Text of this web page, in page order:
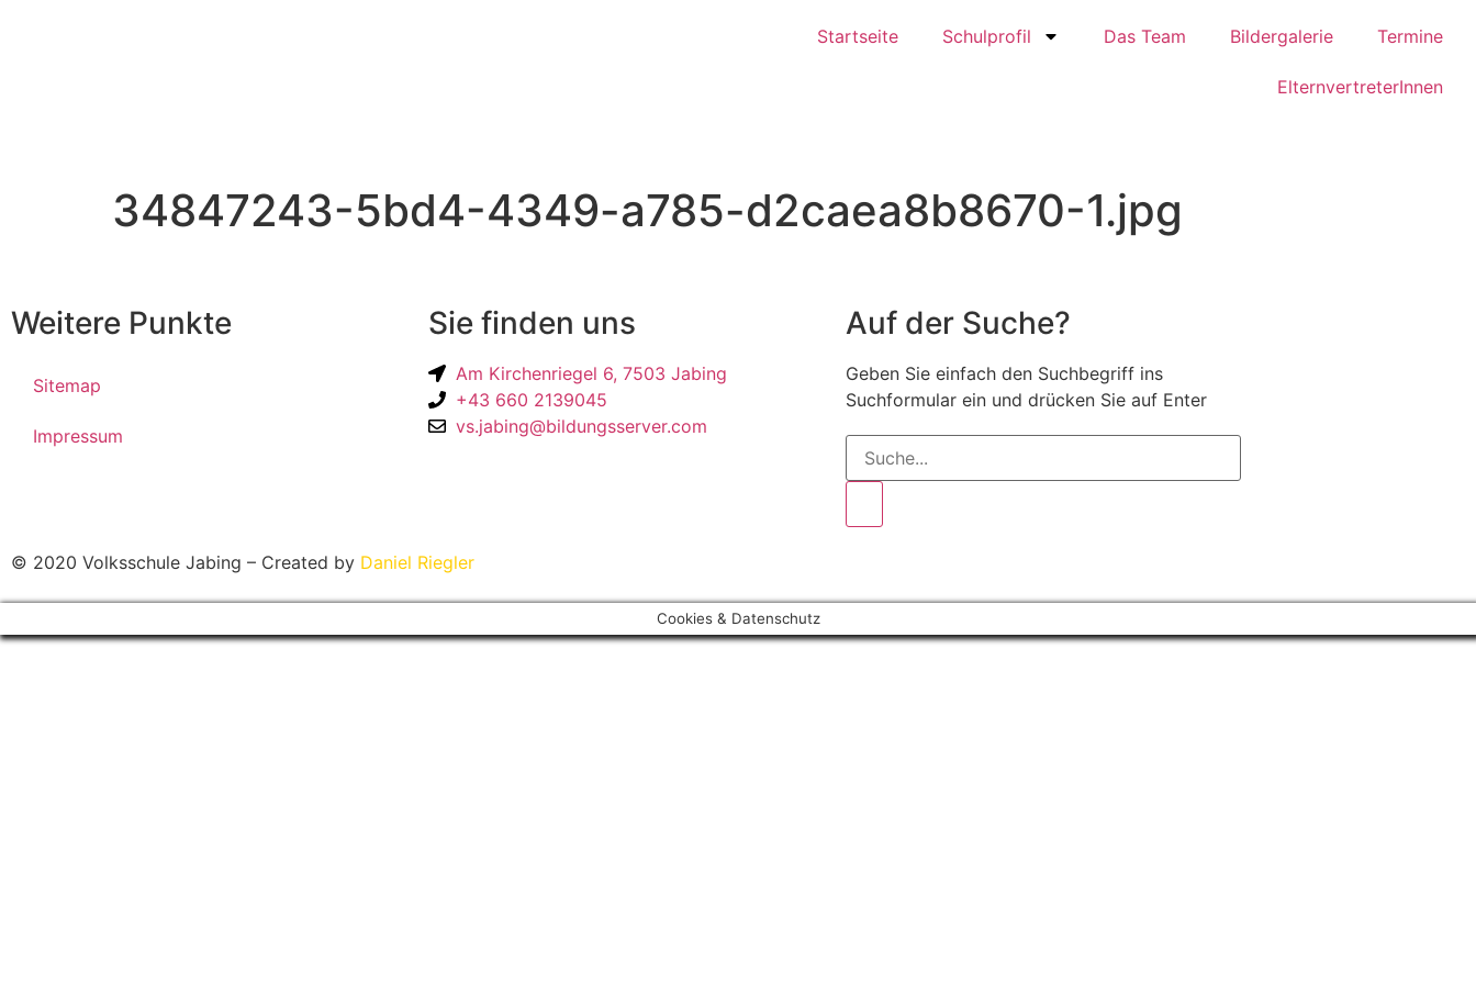
Startseite Schulprofil Das Team Bildergalerie Termine
ElternvertreterInnen
34847243-5bd4-4349-a785-d2caea8b8670-1.jpg
Weitere Punkte
Sitemap
Impressum
Sie finden uns
Am Kirchenriegel 6, 7503 Jabing
+43 660 2139045
vs.jabing@bildungsserver.com
Auf der Suche?
Geben Sie einfach den Suchbegriff ins
Suchformular ein und drücken Sie auf Enter
© 2020 Volksschule Jabing – Created by Daniel Riegler
Cookies & Datenschutz